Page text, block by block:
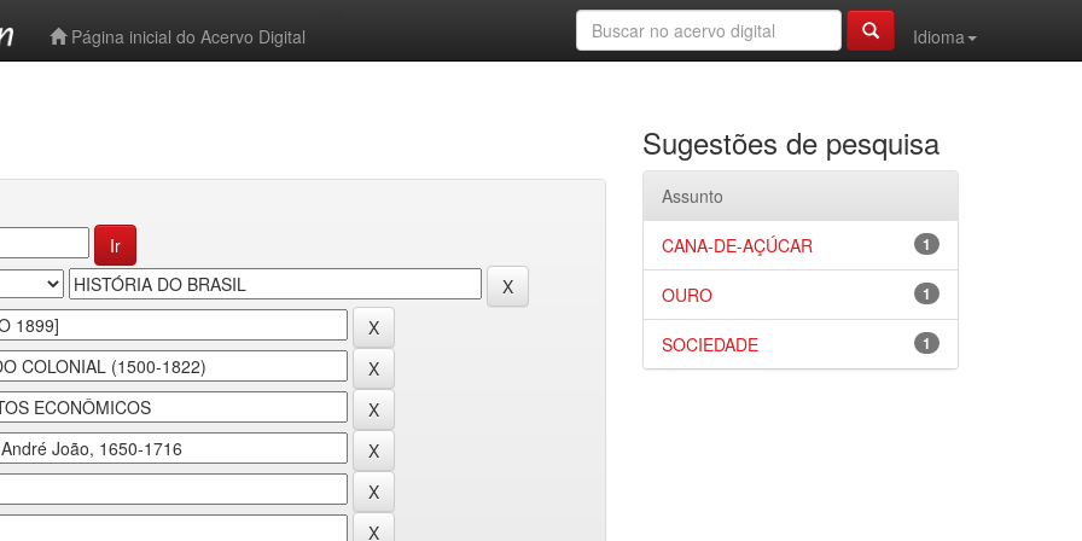
Página inicial do Acervo Digital
Idioma
Sugestões de pesquisa
Assunto
1
CANA-DE-AÇÚCAR
1
OURO
1
SOCIEDADE